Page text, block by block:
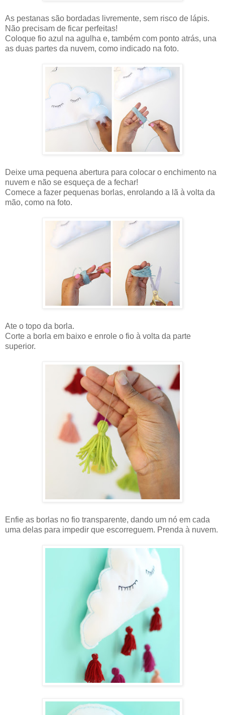
As pestanas são bordadas livremente, sem risco de lápis.
Não precisam de ficar perfeitas!
Coloque fio azul na agulha e, também com ponto atrás, una
as duas partes da nuvem, como indicado na foto.
Deixe uma pequena abertura para colocar o enchimento na
nuvem e não se esqueça de a fechar!
Comece a fazer pequenas borlas, enrolando a lã à volta da
mão, como na foto.
Ate o topo da borla.
Corte a borla em baixo e enrole o fio à volta da parte
superior.
Enfie as borlas no fio transparente, dando um nó em cada
uma delas para impedir que escorreguem. Prenda à nuvem.